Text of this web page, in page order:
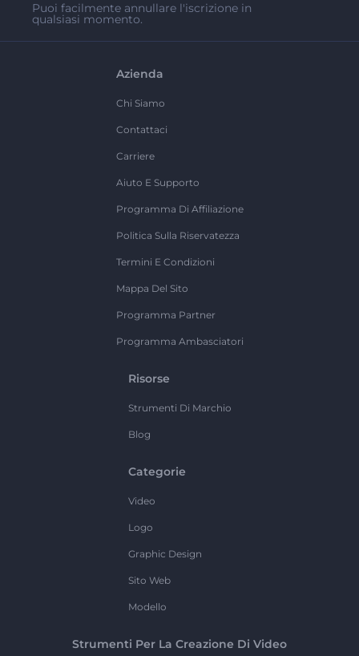
Puoi facilmente annullare l'iscrizione in
qualsiasi momento.
Azienda
Chi Siamo
Contattaci
Carriere
Aiuto E Supporto
Programma Di Affiliazione
Politica Sulla Riservatezza
Termini E Condizioni
Mappa Del Sito
Programma Partner
Programma Ambasciatori
Risorse
Strumenti Di Marchio
Blog
Categorie
Video
Logo
Graphic Design
Sito Web
Modello
Strumenti Per La Creazione Di Video